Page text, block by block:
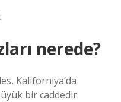
nerede?
Kaliforniya’da
bir caddedir.